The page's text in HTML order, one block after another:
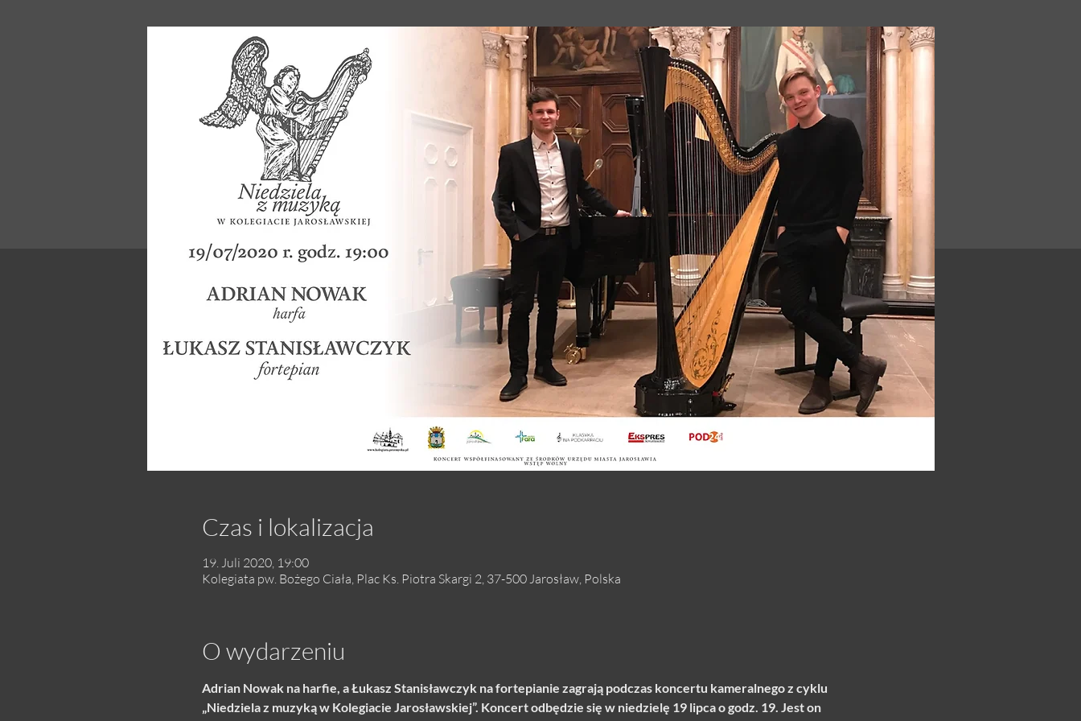
Czas i lokalizacja
19. Juli 2020, 19:00
Kolegiata pw. Bożego Ciała, Plac Ks. Piotra Skargi 2, 37-500 Jarosław, Polska
O wydarzeniu
Adrian Nowak na harfie, a Łukasz Stanisławczyk na fortepianie zagrają podczas koncertu kameralnego z cyklu
„Niedziela z muzyką w Kolegiacie Jarosławskiej”. Koncert odbędzie się w niedzielę 19 lipca o godz. 19. Jest on